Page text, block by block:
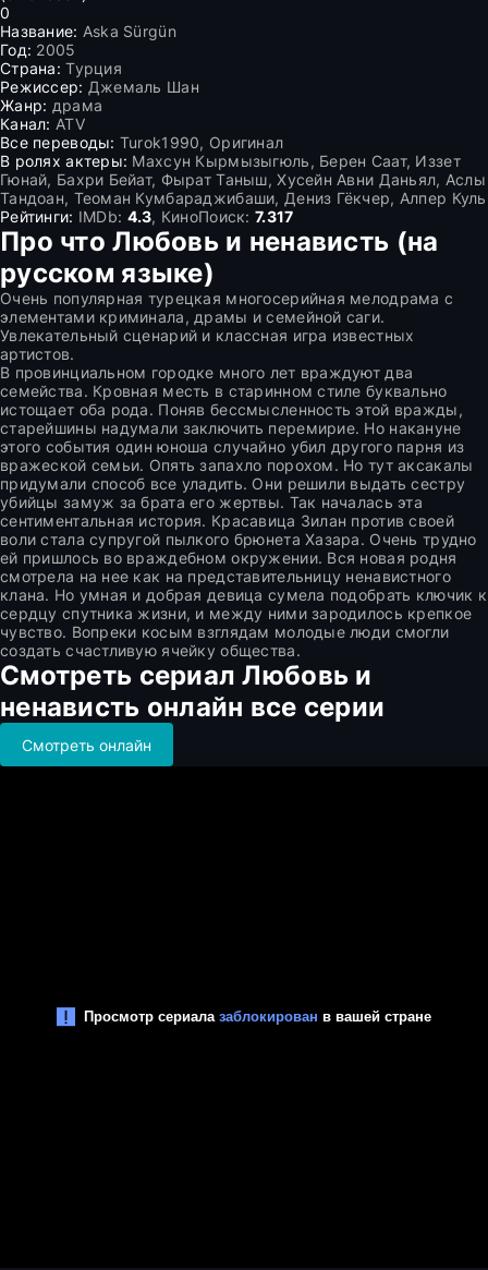
0
Название: Aska Sürgün
Год: 2005
Страна: Турция
Режиссер: Джемаль Шан
Жанр: драма
Канал: ATV
Все переводы: Turok1990, Оригинал
В ролях актеры: Махсун Кырмызыгюль, Берен Саат, Иззет
Гюнай, Бахри Бейат, Фырат Таныш, Хусейн Авни Даньял, Аслы
Тандоан, Теоман Кумбараджибаши, Дениз Гёкчер, Алпер Куль
Рейтинги: IMDb: 4.3, КиноПоиск: 7.317
Про что Любовь и ненависть (на
русском языке)
Очень популярная турецкая многосерийная мелодрама с
элементами криминала, драмы и семейной саги.
Увлекательный сценарий и классная игра известных
артистов.
В провинциальном городке много лет враждуют два
семейства. Кровная месть в старинном стиле буквально
истощает оба рода. Поняв бессмысленность этой вражды,
старейшины надумали заключить перемирие. Но накануне
этого события один юноша случайно убил другого парня из
вражеской семьи. Опять запахло порохом. Но тут аксакалы
придумали способ все уладить. Они решили выдать сестру
убийцы замуж за брата его жертвы. Так началась эта
сентиментальная история. Красавица Зилан против своей
воли стала супругой пылкого брюнета Хазара. Очень трудно
ей пришлось во враждебном окружении. Вся новая родня
смотрела на нее как на представительницу ненавистного
клана. Но умная и добрая девица сумела подобрать ключик к
сердцу спутника жизни, и между ними зародилось крепкое
чувство. Вопреки косым взглядам молодые люди смогли
создать счастливую ячейку общества.
Смотреть сериал Любовь и
ненависть онлайн все серии
Смотреть онлайн